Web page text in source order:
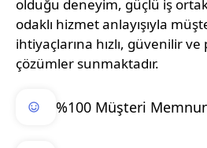
olduğu deneyim, güçlü iş
odaklı hizmet anlayışıyla
ihtiyaçlarına hızlı, güvenilir
çözümler sunmaktadır.
%100 Müşteri